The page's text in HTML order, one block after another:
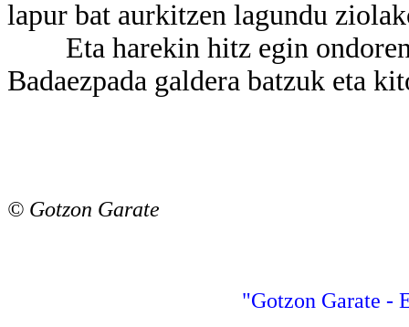
lapur bat aurkitzen lagundu
Eta harekin hitz egin
Badaezpada galdera batzuk eta
© Gotzon Garate
"Gotzon Garate -